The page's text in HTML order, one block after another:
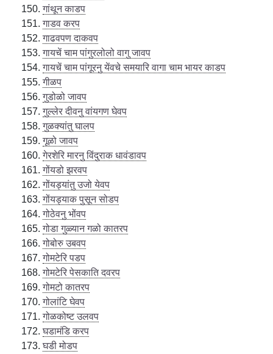
गांथून काडप
गाडव करप
गाढवपण दाकवप
गायचें चाम पांगुरलोलो वागु जावप
गायचें चाम पांगूरनु येंवचे समयारि वागा चाम भायर काडप
गीळप
गुडोळो जावप
गुल्लेर दीवनु वांयगण घेवप
गुळक्यांतु घालप
गूळो जावप
गेरशेरि मारनु विंदुराक धावंडावप
गोंयडो झरवप
गोंयड्यांतु उजो येवप
गोंयड्याक पुसून सोडप
गोठेवनु भोंवप
गोडा गुळ्यान गळो कातरप
गोबोरु उबवप
गोमटेरि पडप
गोमटेरि पेसकाति दवरप
गोमटो कातरप
गोलांटि घेवप
गोळकोष्ट उलवप
घडामंडि करप
घडी मोडप